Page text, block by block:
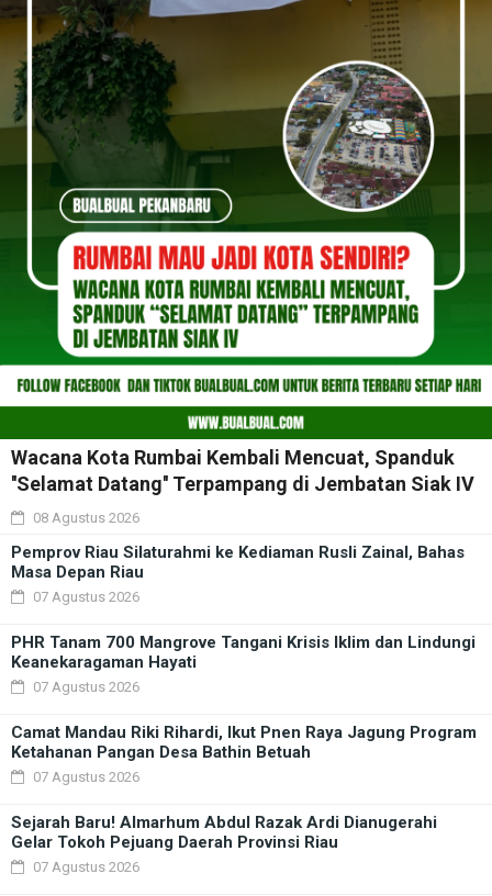
Wacana Kota Rumbai Kembali Mencuat, Spanduk
''Selamat Datang'' Terpampang di Jembatan Siak IV
08 Agustus 2026
Pemprov Riau Silaturahmi ke Kediaman Rusli Zainal, Bahas
Masa Depan Riau
07 Agustus 2026
PHR Tanam 700 Mangrove Tangani Krisis Iklim dan Lindungi
Keanekaragaman Hayati
07 Agustus 2026
Camat Mandau Riki Rihardi, Ikut Pnen Raya Jagung Program
Ketahanan Pangan Desa Bathin Betuah
07 Agustus 2026
Sejarah Baru! Almarhum Abdul Razak Ardi Dianugerahi
Gelar Tokoh Pejuang Daerah Provinsi Riau
07 Agustus 2026